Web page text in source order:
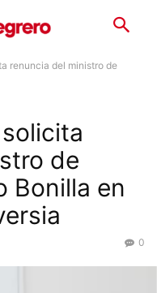
renuncia del ministro de
de
Bonilla en
0